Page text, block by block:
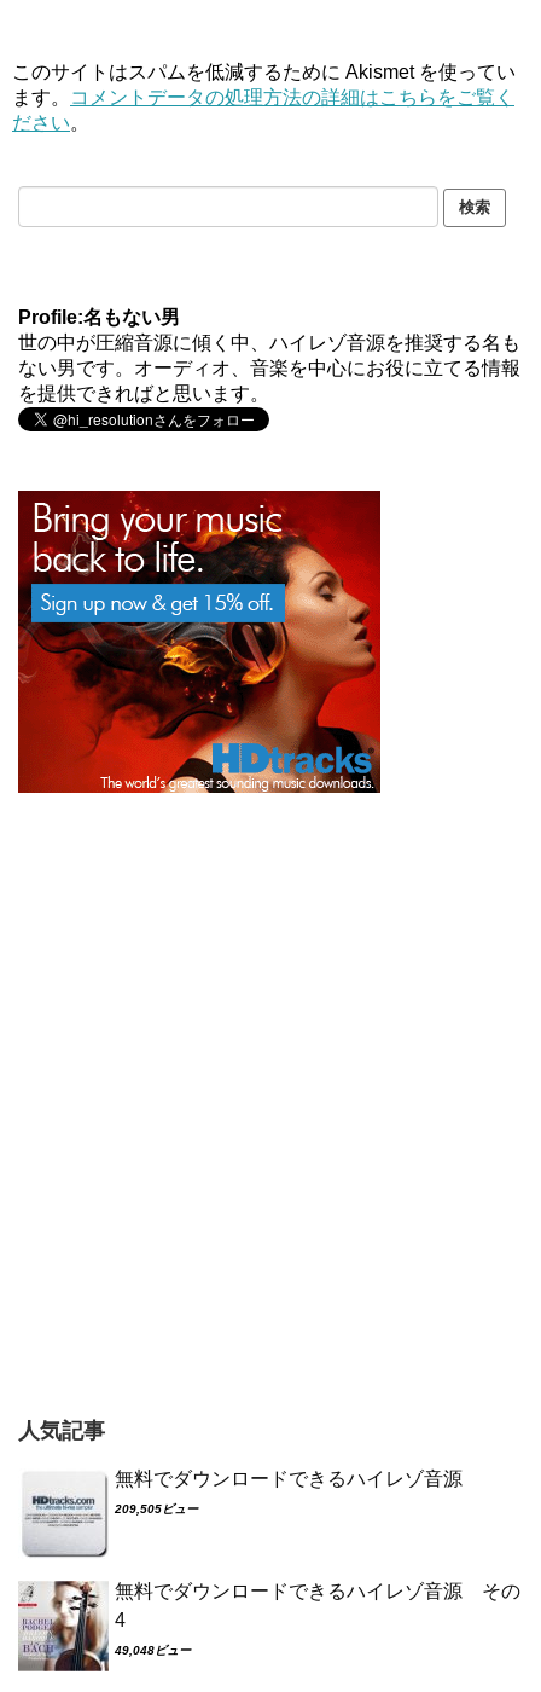
このサイトはスパムを低減するために Akismet を使ってい
ます。
コメントデータの処理方法の詳細はこちらをご覧く
ださい。
Profile:名もない男
世の中が圧縮音源に傾く中、ハイレゾ音源を推奨する名も
ない男です。オーディオ、音楽を中心にお役に立てる情報
を提供できればと思います。
人気記事
無料でダウンロードできるハイレゾ音源
209,505ビュー
無料でダウンロードできるハイレゾ音源 その
4
49,048ビュー